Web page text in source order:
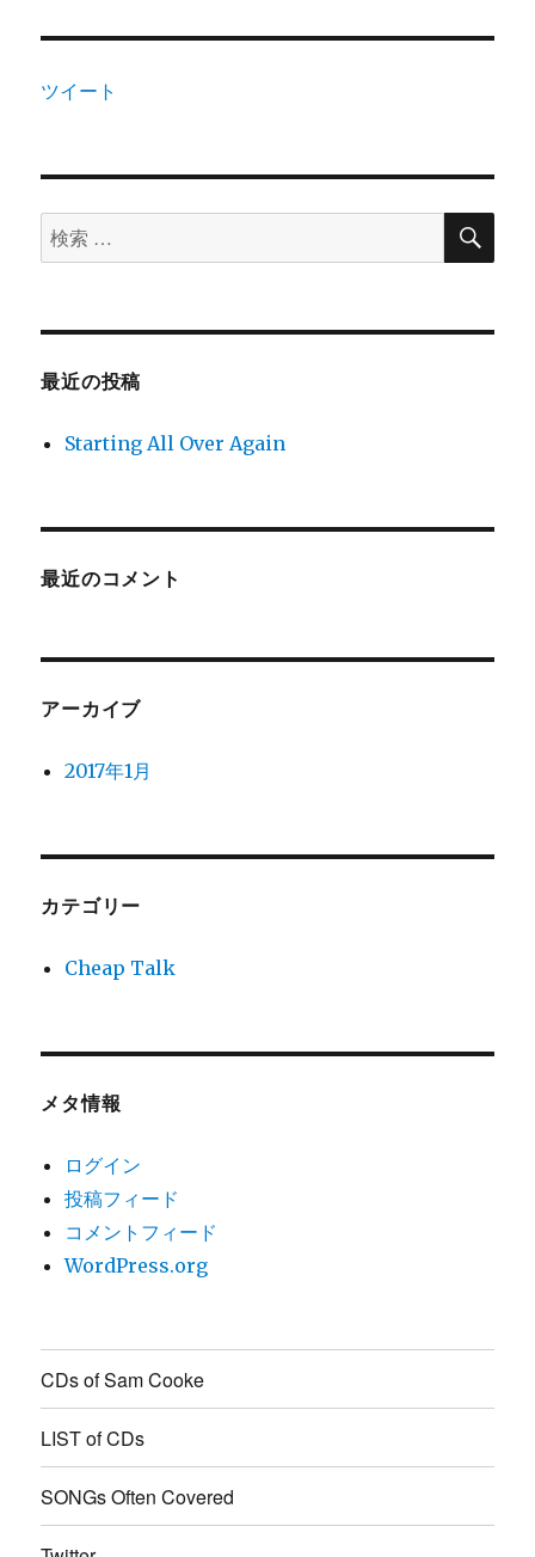
ツイート
検
索
象:
検
最近の投稿
Starting All Over Again
最近のコメント
アーカイブ
2017年1月
カテゴリー
Cheap Talk
メタ情報
ログイン
投稿フィード
コメントフィード
WordPress.org
CDs of Sam Cooke
LIST of CDs
SONGs Often Covered